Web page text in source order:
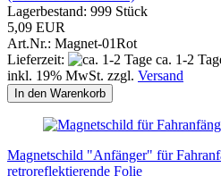
Lagerbestand: 999 Stück
5,09 EUR
Art.Nr.: Magnet-01Rot
Lieferzeit:
ca. 1-2
inkl. 19% MwSt. zzgl. Versand
In den Warenkorb
Magnetschild "Anfänger" für
retroreflektierende Folie